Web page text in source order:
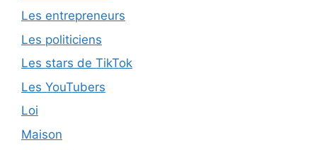
Les entrepreneurs
Les politiciens
Les stars de TikTok
Les YouTubers
Loi
Maison